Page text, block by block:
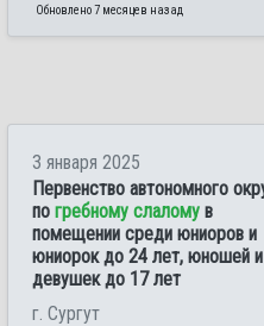
Обновлено 7 месяцев назад
3 января 2025
Первенство автономного
по гребному слалому в
помещении среди юниоров и
юниорок до 24 лет, юношей и
девушек до 17 лет
г. Сургут